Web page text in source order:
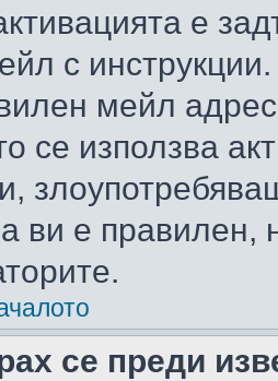
е
с
мейл
се използва
ви е правилен,
се преди